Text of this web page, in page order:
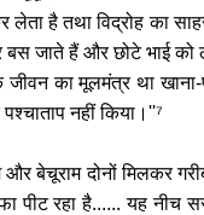
लेता है तथा विद्रोह का
बस जाते हैं और छोटे
का मूलमंत्र था खाना-
नहीं किया।''⁷
बेचूराम दोनों मिलकर
पीट रहा है...... यह नीच